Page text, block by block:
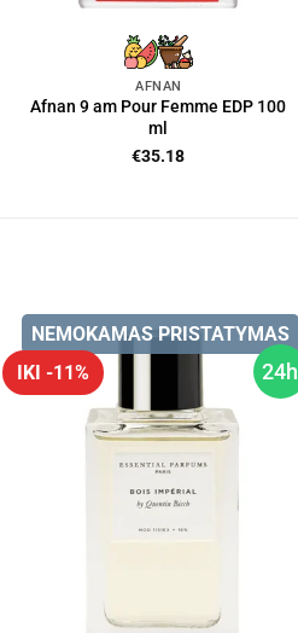
AFNAN
Afnan 9 am Pour Femme EDP 100
ml
€35.18
24h
IKI -11%
NEMOKAMAS PRISTATYMAS